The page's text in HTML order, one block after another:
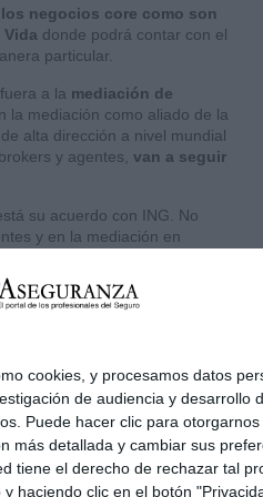
cookies, y procesamos datos
de audiencia y desarrollo
Puede hacer clic para
detallada y cambiar sus
el derecho de rechazar tal
clic en el botón
negocios core como son
donde podrá contar con el
particular.
a la mediación de
la mediación como aliado de la
alta dirección a nivel mundial
y agentes, van a seguir
su acuerdo con ING. No
y en la mediación en
matizó que "sí es verdad
la inteligencia artificial".